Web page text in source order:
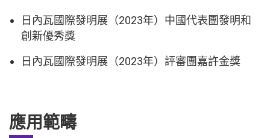
日內瓦國際發明展（2023年）中國代表團發明和
創新優秀獎
日內瓦國際發明展（2023年）評審團嘉許金獎
應用範疇